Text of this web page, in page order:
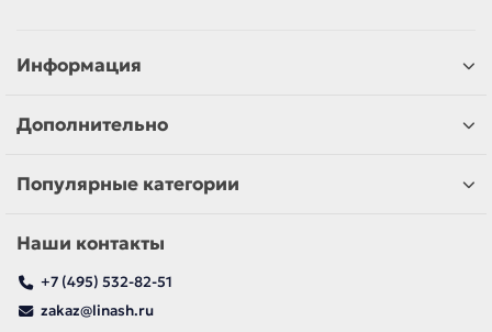
Информация
Дополнительно
Популярные категории
Наши контакты
+7 (495) 532-82-51
zakaz@linash.ru